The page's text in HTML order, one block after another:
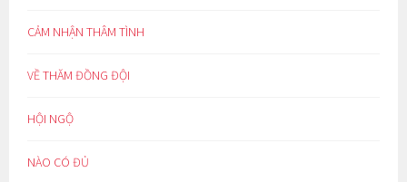
CẢM NHẬN THÂM TÌNH
VỀ THĂM ĐỒNG ĐỘI
HỘI NGỘ
NÀO CÓ ĐỦ